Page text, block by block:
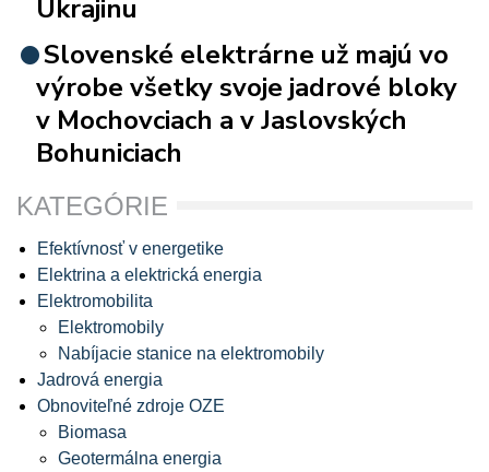
Ukrajinu
Slovenské elektrárne už majú vo
výrobe všetky svoje jadrové bloky
v Mochovciach a v Jaslovských
Bohuniciach
KATEGÓRIE
Efektívnosť v energetike
Elektrina a elektrická energia
Elektromobilita
Elektromobily
Nabíjacie stanice na elektromobily
Jadrová energia
Obnoviteľné zdroje OZE
Biomasa
Geotermálna energia